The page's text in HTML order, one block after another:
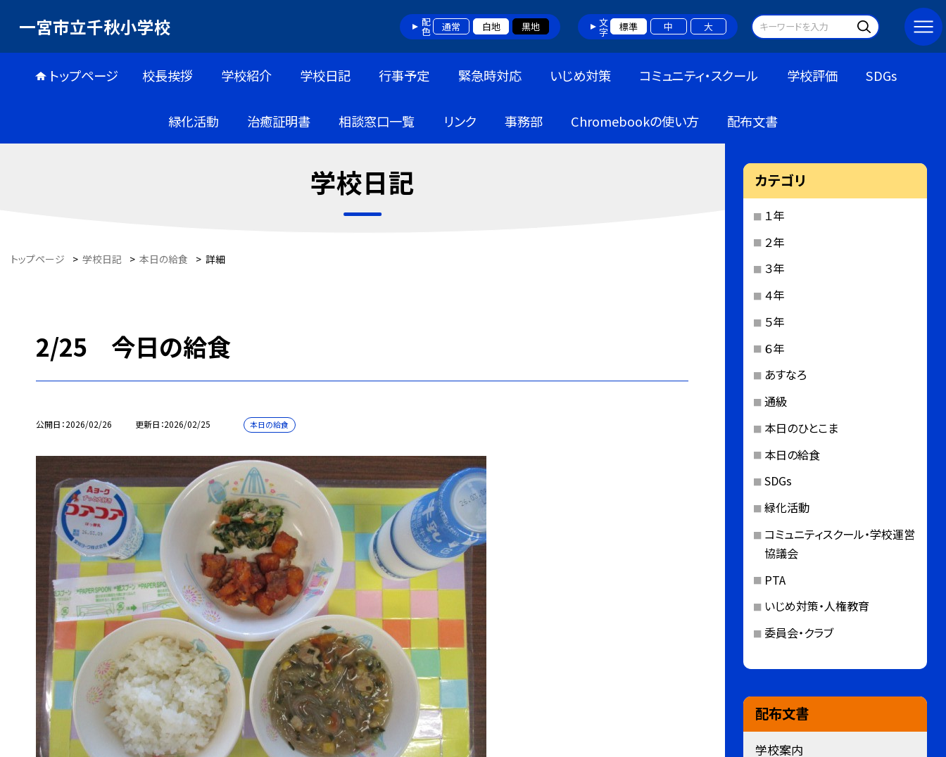
一宮市立千秋小学校 配色 通常 白地 黒地 文字 標準 中 大
トップページ 校長挨拶 学校紹介 学校日記 行事予定 緊急時対応 いじめ対策 コミュニティ・スクール 学校評価 SDGs
緑化活動 治癒証明書 相談窓口一覧 リンク 事務部 Chromebookの使い方 配布文書
学校日記
トップページ > 学校日記 > 本日の給食 > 詳細
2/25 今日の給食
公開日 2026/02/26 更新日 2026/02/25 本日の給食
カテゴリ
１年
２年
３年
４年
５年
６年
あすなろ
通級
本日のひとこま
本日の給食
SDGs
緑化活動
コミュニティスクール・学校運営
協議会
PTA
いじめ対策・人権教育
委員会・クラブ
配布文書
学校案内